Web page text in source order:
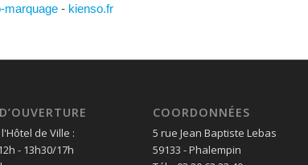
marquage - kienso.fr
de Ville :
- 13h30/17h
COORDONNÉES
5 rue Jean Baptiste Lebas
59133 - Phalempin